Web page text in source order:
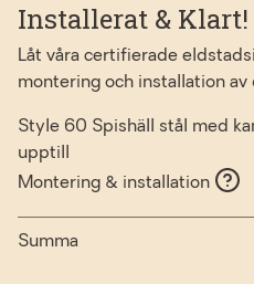
Installerat & Klart!
Låt våra certifierade
montering och installation av
Style 60 Spishäll stål med
upptill
Montering & installation
Summa